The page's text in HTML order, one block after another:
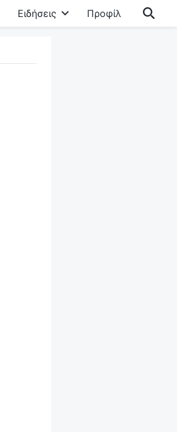
Ειδήσεις Προφίλ